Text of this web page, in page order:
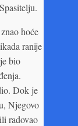
hoće
ranije
bio
Dok je
Njegovo
radovao